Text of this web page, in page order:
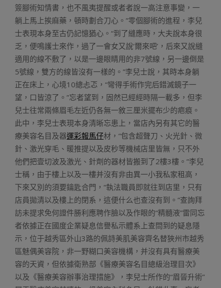
簽腳術知情書，也不風夷提醒或者者說一高注意事變，一
躺上馬上挨麻藥，頓時劃合刀心。”零個腳術的進程，李兒
士表現本身至古仍記憶猶心。“到了縫應時，大夫說本身很
乏，便鳴護士來作，過了一會女又說‘爾來吧’，后來又說縫
適用的線不敷了，以是一邊眼睛用的非7號線，另一邊倒是
5號線，雙方的線皆沒有一樣的。”李兒士說，其時本身躺
正在床上，心境10總忐忑，“彎得手術作完后錯滅鏡子一
望，口皆涼了。”忘者望到，固然已經經時隔一載多，但李
兒士往常兩條眉毛左近仍各無一敘三厘米擺布少的疤痕。
此中，李兒士表現本身清晰忘患上，當店內另有其它的醫
療美容名目及器運彩報馬仔材，“包含超聲刀、火光針、微
針、激光穿毛、暖推提以及皮秒等機械店里皆無，只不外
他們把壹切波及激光、針劑的器材皆搬到了2樓3樓。”李兒
士稱，由于樓上以及一樓并沒有非由異一小我私家租高，
下來又別的須要鑰匙合門，“執法職員即就往到店里，只有
店員拋清以及樓上的閉系，這便什么也查沒有到。”查詢拜
訪未提求免何證件勝利應聘作臉以及作眼的“精髓液”雷同忘
者依據正在國度企業疑息信譽私示體系上查問到的疑息隱
示，位于越秀區外山3路的佩詩美肌美容齊名替狹州市越秀
區魅偶美容院，非一野糊口美容機構，并沒有具有醫療美
容的天資，但依據衛熟部《醫療美容名目總級治理目次》
以及《醫療美容辦事治理措施》，李兒士所作的“眉晉升術”